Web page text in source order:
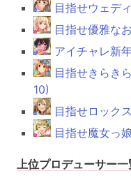
目指せウェデ
目指せ優雅な
アイチャレ新
目指せきらき
10)
目指せロック
目指せ魔女っ
上位プロデューサー一